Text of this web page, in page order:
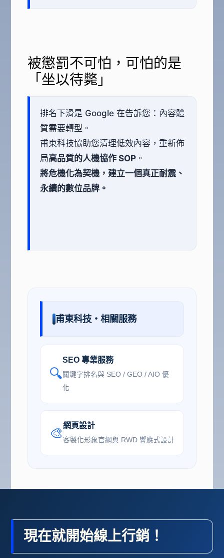
被懲罰不可怕，可怕的是
「坐以待斃」
排名下滑是 Google 在告訴您：內容體
質需要轉型。
甫東科技協助您清理低效內容，重新佈
局高品質的人機協作 SOP。
將危機化為契機，建立一個真正耐震、
永續的數位品牌。
甫東科技・相關服務
🔍
SEO 專業服務
關鍵字排名與 SEO / GEO / AIO 優
化
🎨網頁設計
客製化形象官網與 RWD 響應式設計
現在就開始線上行銷！